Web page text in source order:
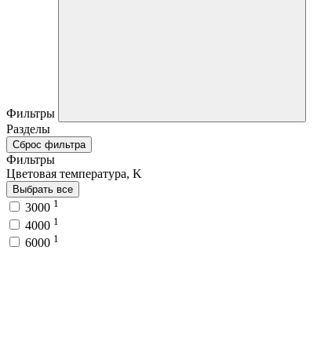
Фильтры
Разделы
Сброс фильтра
Фильтры
Цветовая температура, K
Выбрать все
3000 1
4000 1
6000 1